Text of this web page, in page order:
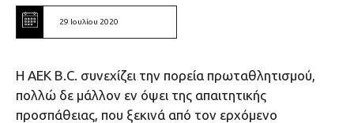
29 Ιουλίου 2020
Η ΑΕΚ Β.C. συνεχίζει την πορεία πρωταθλητισμού,
πολλώ δε μάλλον εν όψει της απαιτητικής
προσπάθειας, που ξεκινά από τον ερχόμενο